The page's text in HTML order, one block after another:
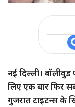
नई दिल्ली।
लिए एक बार फिर
गुजरात टाइटन्स